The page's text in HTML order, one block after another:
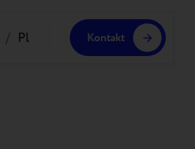
/ Pl Kontakt